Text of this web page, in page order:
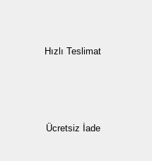
Hızlı Teslimat
Ücretsiz İade